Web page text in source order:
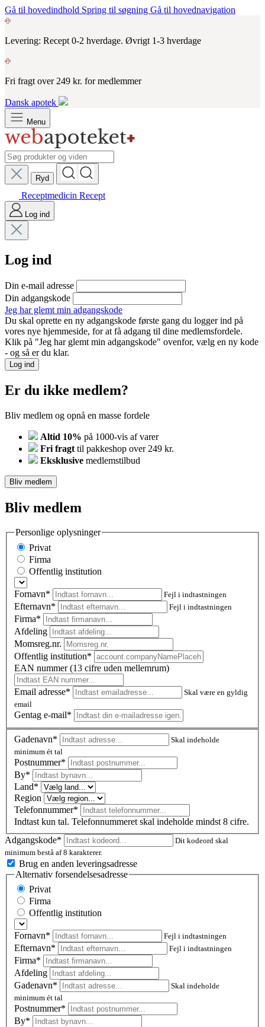
Gå til hovedindhold Spring til søgning Gå til hovednavigation
Levering: Recept 0-2 hverdage. Øvrigt 1-3 hverdage
Fri fragt over 249 kr. for medlemmer
Dansk apotek
Menu
Ryd
Receptmedicin Recept
Log ind
Log ind
Din e-mail adresse
Din adgangskode
Jeg har glemt min adgangskode
Du skal oprette en ny adgangskode første gang du logger ind på
vores nye hjemmeside, for at få adgang til dine medlemsfordele.
Klik på "Jeg har glemt min adgangskode" ovenfor, vælg en ny kode
- og så er du klar.
Log ind
Er du ikke medlem?
Bliv medlem og opnå en masse fordele
Altid 10% på 1000-vis af varer
Fri fragt til pakkeshop over 249 kr.
Eksklusive medlemstilbud
Bliv medlem
Bliv medlem
Personlige oplysninger
Privat
Firma
Offentlig institution
Fornavn* Fejl i indtastningen
Efternavn* Fejl i indtastningen
Firma*
Afdeling
Momsreg.nr.
Offentlig institution*
EAN nummer (13 cifre uden mellemrum)
Email adresse*
Skal være en gyldig
email
Gentag e-mail*
Gadenavn*
Skal indeholde
minimum ét tal
Postnummer*
By*
Land*
Region
Telefonnummer*
Indtast kun tal. Telefonnummeret skal indeholde mindst 8 cifre.
Adgangskode*
Dit kodeord skal
minimum bestå af 8 karakterer.
Brug en anden leveringsadresse
Alternativ forsendelsesadresse
Privat
Firma
Offentlig institution
Fornavn* Fejl i indtastningen
Efternavn* Fejl i indtastningen
Firma*
Afdeling
Gadenavn*
Skal indeholde
minimum ét tal
Postnummer*
By*